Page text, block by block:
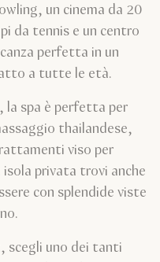
un cinema da 20
da tennis e un centro
perfetta in un
a tutte le età.
la spa è perfetta per
thailandese,
viso per
privata trovi anche
con splendide viste
scegli uno dei tanti